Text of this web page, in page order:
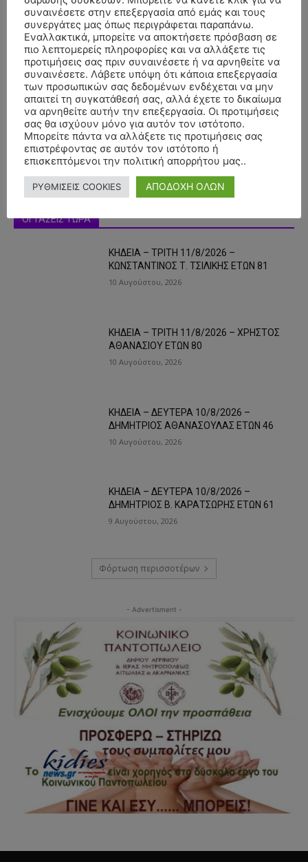
- Advertisment -
ΟΙ ΤΑΣΕΙΣ ΤΩΡΑ
ΚΗΔΕΙΑ – ΤΡΙΤΗ 11/8/2026 –
ΚΩΝΣΤΑΝΤΙΝΟΣ Τ. ΤΣΙΛΙΚΗΣ ΕΤΩΝ 81
10 Αυγούστου, 2026
ΚΗΔΕΙΑ – ΤΡΙΤΗ 11/8/2026 – ΧΡΗΣΤΟΣ
ΑΘΑΝΑΣΙΟΥ ΕΤΩΝ 80
10 Αυγούστου, 2026
ΚΗΔΕΙΑ – ΔΕΥΤΕΡΑ 10/8/2026 –
ΔΗΜΗΤΡΙΟΣ ΑΘΑΝΑΣΟΥΛΑΣ ΕΤΩΝ 46
10 Αυγούστου, 2026
ΚΗΔΕΙΑ – ΔΕΥΤΕΡΑ 10/8/2026 –
ΔΗΜΗΤΡΙΟΣ Β. ΚΑΡΑΤΣΩΡΗΣ ΕΤΩΝ 61
9 Αυγούστου, 2026
Φόρτωση περισσοτέρων
- Advertisment -
συναινέσετε στην επεξεργασία από εμάς και τους
συνεργάτες μας όπως περιγράφεται παραπάνω.
Εναλλακτικά, μπορείτε να αποκτήσετε πρόσβαση σε
πιο λεπτομερείς πληροφορίες και να αλλάξετε τις
προτιμήσεις σας πριν συναινέσετε ή να αρνηθείτε να
συναινέσετε. Λάβετε υπόψη ότι κάποια επεξεργασία
των προσωπικών σας δεδομένων ενδέχεται να μην
απαιτεί τη συγκατάθεσή σας, αλλά έχετε το δικαίωμα
να αρνηθείτε αυτήν την επεξεργασία. Οι προτιμήσεις
σας θα ισχύουν μόνο για αυτόν τον ιστότοπο.
Μπορείτε πάντα να αλλάξετε τις προτιμήσεις σας
επιστρέφοντας σε αυτόν τον ιστότοπο ή
επισκεπτόμενοι την πολιτική απορρήτου μας..
ΡΥΘΜΙΣΕΙΣ COOKIES ΑΠΟΔΟΧΗ ΟΛΩΝ